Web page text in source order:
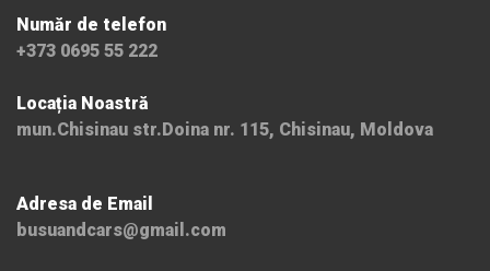
Număr de telefon
+373 0695 55 222
Locația Noastră
mun.Chisinau str.Doina nr. 115, Chisinau, Moldova
Adresa de Email
busuandcars@gmail.com